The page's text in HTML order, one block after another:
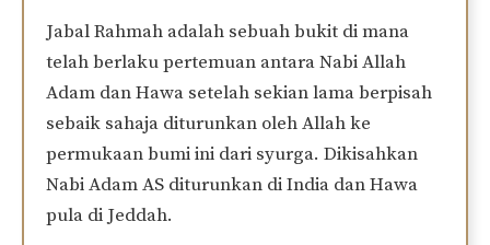
Jabal Rahmah adalah sebuah bukit di mana
telah berlaku pertemuan antara Nabi Allah
Adam dan Hawa setelah sekian lama berpisah
sebaik sahaja diturunkan oleh Allah ke
permukaan bumi ini dari syurga. Dikisahkan
Nabi Adam AS diturunkan di India dan Hawa
pula di Jeddah.